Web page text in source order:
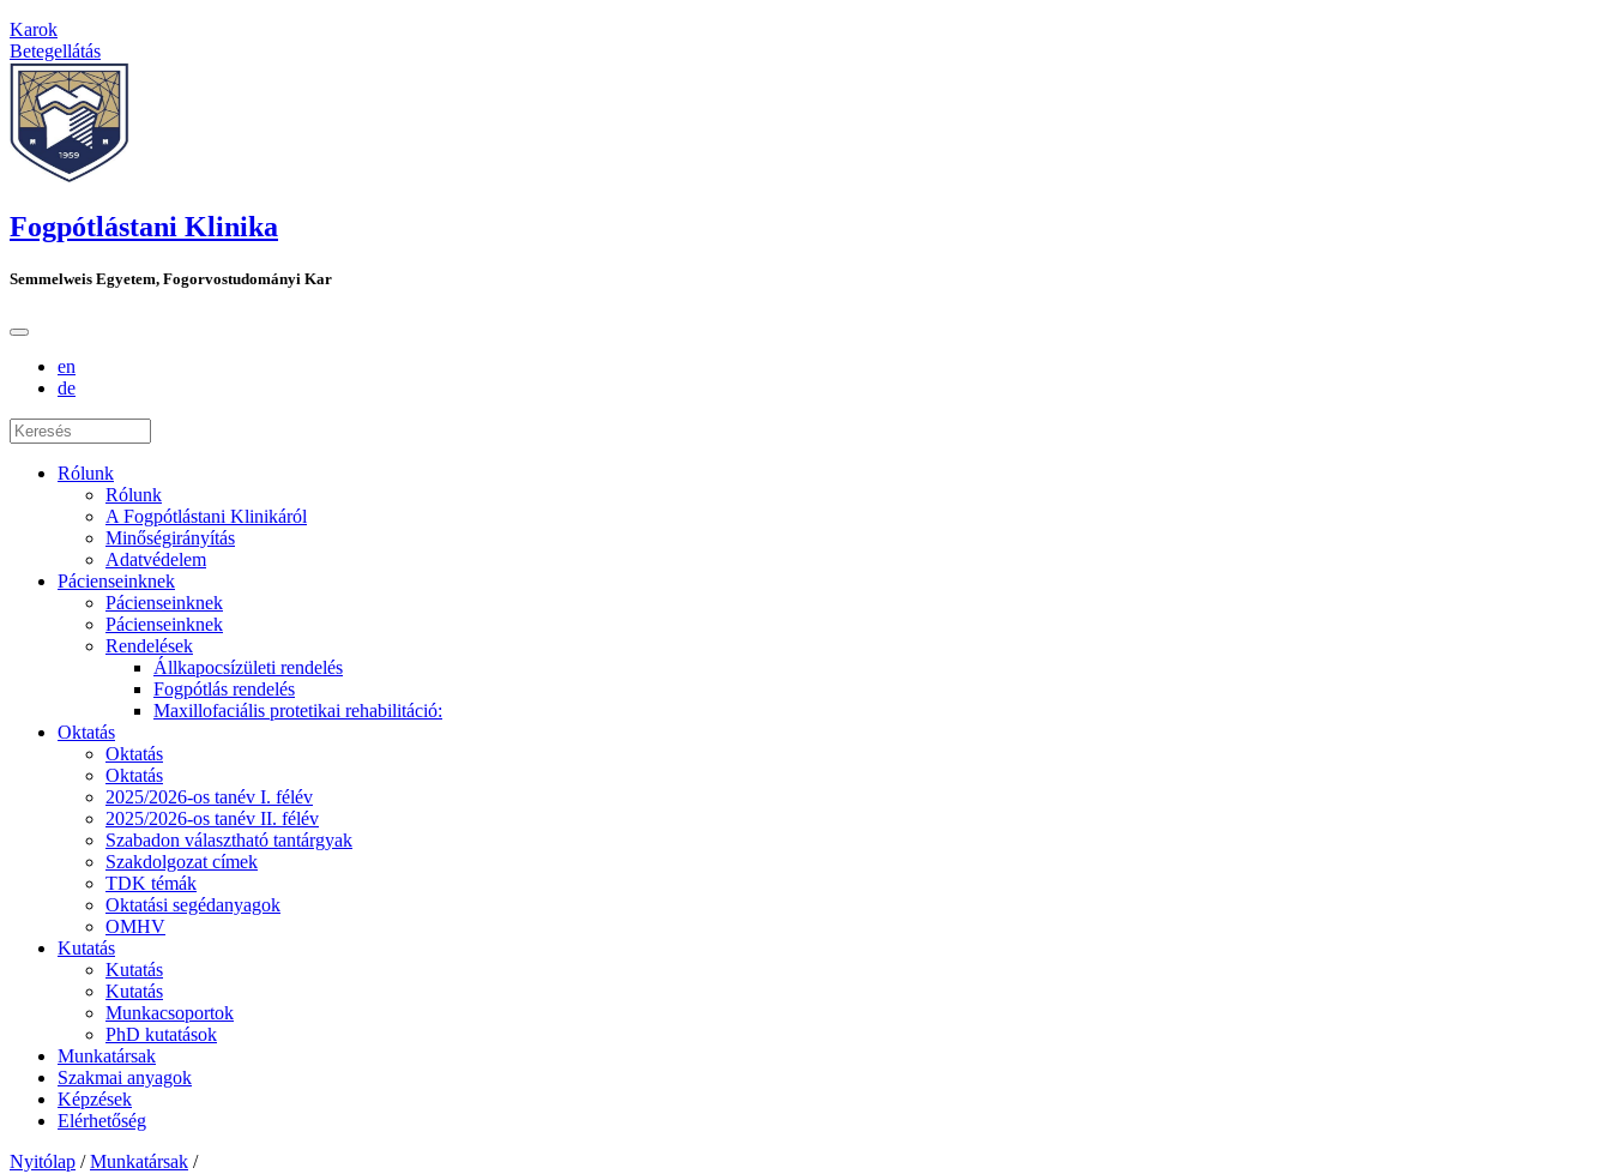
Karok
Betegellátás
Fogpótlástani Klinika
Semmelweis Egyetem, Fogorvostudományi Kar
en
de
Rólunk
Rólunk
A Fogpótlástani Klinikáról
Minőségirányítás
Adatvédelem
Pácienseinknek
Pácienseinknek
Pácienseinknek
Rendelések
Állkapocsízületi rendelés
Fogpótlás rendelés
Maxillofaciális protetikai rehabilitáció:
Oktatás
Oktatás
Oktatás
2025/2026-os tanév I. félév
2025/2026-os tanév II. félév
Szabadon választható tantárgyak
Szakdolgozat címek
TDK témák
Oktatási segédanyagok
OMHV
Kutatás
Kutatás
Kutatás
Munkacsoportok
PhD kutatások
Munkatársak
Szakmai anyagok
Képzések
Elérhetőség
Nyitólap / Munkatársak /